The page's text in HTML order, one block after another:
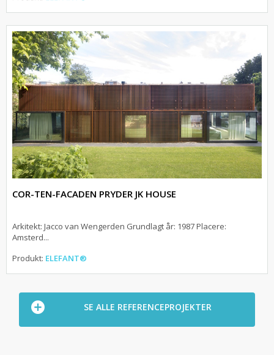
COR-TEN-FACADEN PRYDER JK HOUSE
Arkitekt: Jacco van Wengerden Grundlagt år: 1987 Placere:
Amsterd...
Produkt: ELEFANT®
SE ALLE REFERENCEPROJEKTER